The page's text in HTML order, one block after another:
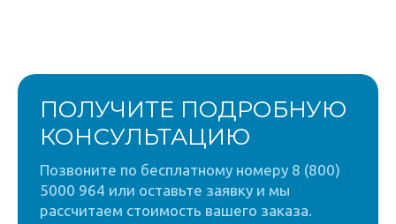
ПОЛУЧИТЕ ПОДРОБНУЮ
КОНСУЛЬТАЦИЮ
Позвоните по бесплатному номеру 8 (800)
5000 964 или оставьте заявку и мы
рассчитаем стоимость вашего заказа.